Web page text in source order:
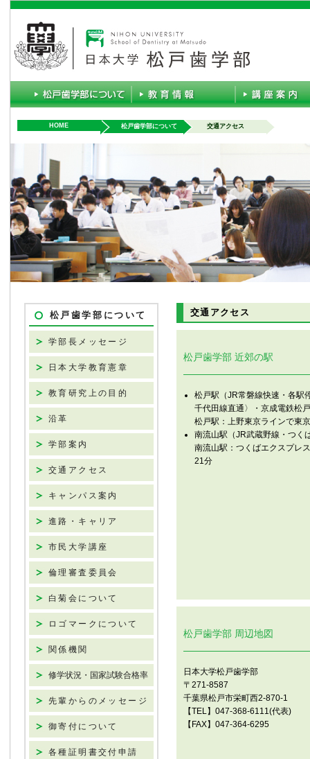
HOME 松戸歯学部について 交通アクセス
松戸歯学部について
学部長メッセージ
日本大学教育憲章
教育研究上の目的
沿革
学部案内
交通アクセス
キャンパス案内
進路・キャリア
市民大学講座
倫理審査委員会
白菊会について
ロゴマークについて
関係機関
修学状況・国家試験合格率
先輩からのメッセージ
御寄付について
各種証明書交付申請
交通アクセス
松戸歯学部 近郊の駅
松戸駅（JR常磐線快速・各駅
千代田線直通〉・京成電鉄松
松戸駅：上野東京ラインで東
南流山駅（JR武蔵野線・つく
南流山駅：つくばエクスプレ
21分
松戸歯学部 周辺地図
日本大学松戸歯学部
〒271-8587
千葉県松戸市栄町西2-870-1
【TEL】047-368-6111(代表)
【FAX】047-364-6295